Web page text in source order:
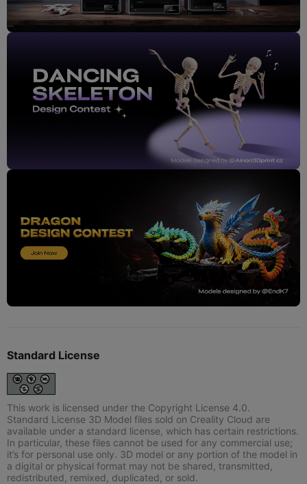
Standard License
This work is licensed under the Copyright License 4.0.
Standard License 3D Model files sold on Creality Cloud are
available under a standard license, which has certain restrictions.
In particular, these files cannot be used for any commercial use;
it’s for personal use only. 3D model or any portion of the model in
a digital or physical format may not be shared, transmitted,
redistributed, remixed, duplicated, or sold.